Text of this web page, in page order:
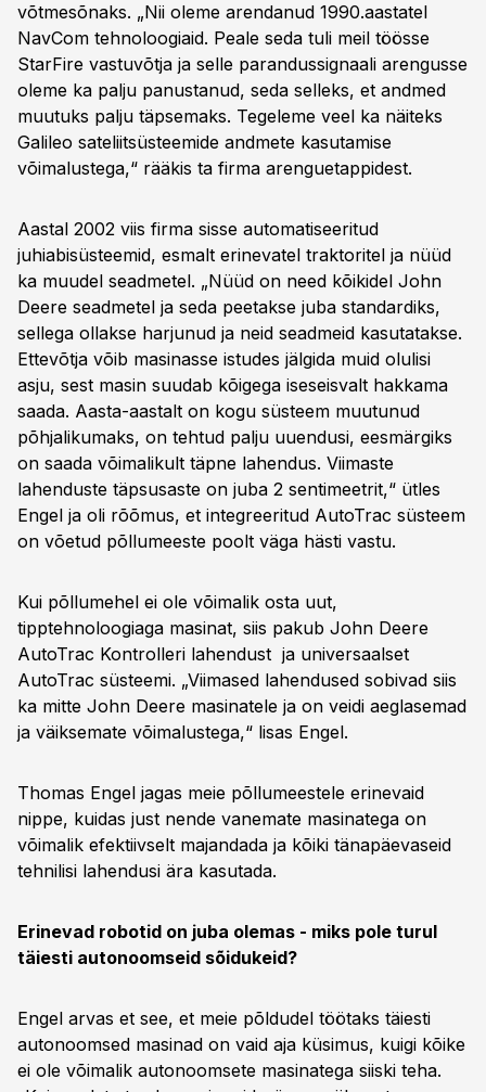
võtmesõnaks. „Nii oleme arendanud 1990.aastatel
NavCom tehnoloogiaid. Peale seda tuli meil töösse
StarFire vastuvõtja ja selle parandussignaali arengusse
oleme ka palju panustanud, seda selleks, et andmed
muutuks palju täpsemaks. Tegeleme veel ka näiteks
Galileo sateliitsüsteemide andmete kasutamise
võimalustega,“ rääkis ta firma arenguetappidest.
Aastal 2002 viis firma sisse automatiseeritud
juhiabisüsteemid, esmalt erinevatel traktoritel ja nüüd
ka muudel seadmetel. „Nüüd on need kõikidel John
Deere seadmetel ja seda peetakse juba standardiks,
sellega ollakse harjunud ja neid seadmeid kasutatakse.
Ettevõtja võib masinasse istudes jälgida muid olulisi
asju, sest masin suudab kõigega iseseisvalt hakkama
saada. Aasta-aastalt on kogu süsteem muutunud
põhjalikumaks, on tehtud palju uuendusi, eesmärgiks
on saada võimalikult täpne lahendus. Viimaste
lahenduste täpsusaste on juba 2 sentimeetrit,“ ütles
Engel ja oli rõõmus, et integreeritud AutoTrac süsteem
on võetud põllumeeste poolt väga hästi vastu.
Kui põllumehel ei ole võimalik osta uut,
tipptehnoloogiaga masinat, siis pakub John Deere
AutoTrac Kontrolleri lahendust ja universaalset
AutoTrac süsteemi. „Viimased lahendused sobivad siis
ka mitte John Deere masinatele ja on veidi aeglasemad
ja väiksemate võimalustega,“ lisas Engel.
Thomas Engel jagas meie põllumeestele erinevaid
nippe, kuidas just nende vanemate masinatega on
võimalik efektiivselt majandada ja kõiki tänapäevaseid
tehnilisi lahendusi ära kasutada.
Erinevad robotid on juba olemas - miks pole turul
täiesti autonoomseid sõidukeid?
Engel arvas et see, et meie põldudel töötaks täiesti
autonoomsed masinad on vaid aja küsimus, kuigi kõike
ei ole võimalik autonoomsete masinatega siiski teha.